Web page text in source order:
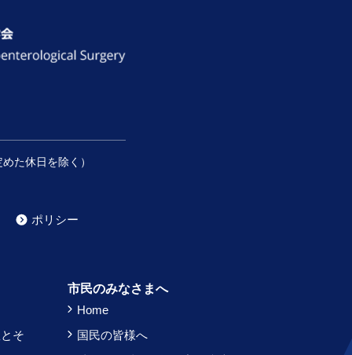
そ
市民のみなさまへ
Home
国民の皆様へ
た休日を除く）
ポリシー